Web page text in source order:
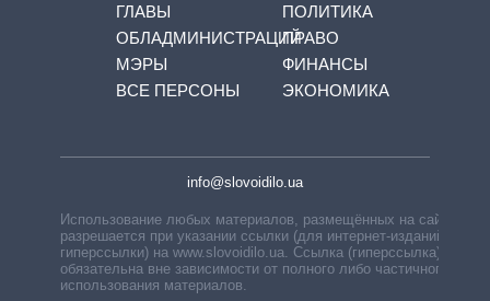
ГЛАВЫ
ОБЛАДМИНИСТРАЦИЙ
МЭРЫ
ВСЕ ПЕРСОНЫ
ПОЛИТИКА
ПРАВО
ФИНАНСЫ
ЭКОНОМИКА
info@slovoidilo.ua
Использование любых материалов, размещённых на сайте,
разрешается при указании ссылки (для интернет-изданий —
гиперссылки) на www.slovoidilo.ua. Ссылка (гиперссылка)
обязательна вне зависимости от полного либо частичного
использования материалов.